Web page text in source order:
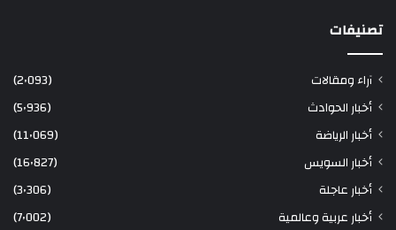
تصنيفات
آراء ومقالات
(2٬093)
أخبار الحوادث
(5٬936)
أخبار الرياضة
(11٬069)
أخبار السويس
(16٬827)
أخبار عاجلة
(3٬306)
أخبار عربية وعالمية
(7٬002)